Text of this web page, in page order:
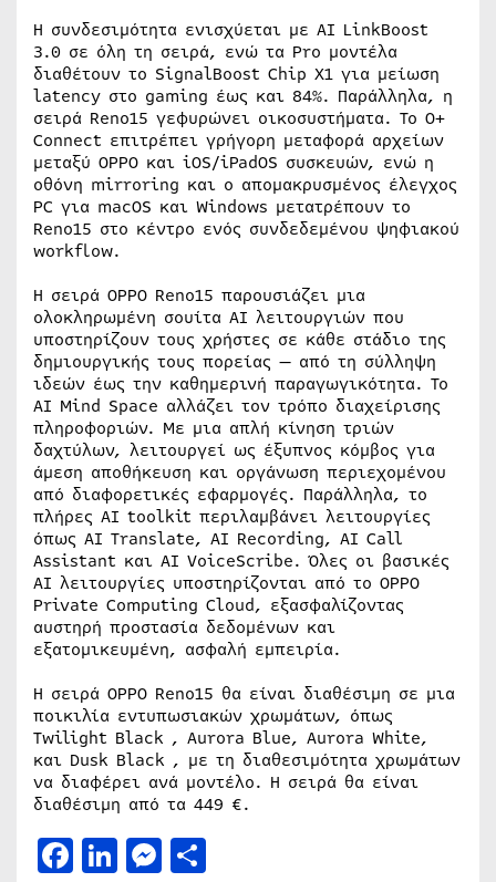
Η συνδεσιμότητα ενισχύεται με AI LinkBoost
3.0 σε όλη τη σειρά, ενώ τα Pro μοντέλα
διαθέτουν το SignalBoost Chip X1 για μείωση
latency στο gaming έως και 84%. Παράλληλα, η
σειρά Reno15 γεφυρώνει οικοσυστήματα. Το O+
Connect επιτρέπει γρήγορη μεταφορά αρχείων
μεταξύ OPPO και iOS/iPadOS συσκευών, ενώ η
οθόνη mirroring και ο απομακρυσμένος έλεγχος
PC για macOS και Windows μετατρέπουν το
Reno15 στο κέντρο ενός συνδεδεμένου ψηφιακού
workflow.
Η σειρά OPPO Reno15 παρουσιάζει μια
ολοκληρωμένη σουίτα AI λειτουργιών που
υποστηρίζουν τους χρήστες σε κάθε στάδιο της
δημιουργικής τους πορείας — από τη σύλληψη
ιδεών έως την καθημερινή παραγωγικότητα. Το
AI Mind Space αλλάζει τον τρόπο διαχείρισης
πληροφοριών. Με μια απλή κίνηση τριών
δαχτύλων, λειτουργεί ως έξυπνος κόμβος για
άμεση αποθήκευση και οργάνωση περιεχομένου
από διαφορετικές εφαρμογές. Παράλληλα, το
πλήρες AI toolkit περιλαμβάνει λειτουργίες
όπως AI Translate, AI Recording, AI Call
Assistant και AI VoiceScribe. Όλες οι βασικές
AI λειτουργίες υποστηρίζονται από το OPPO
Private Computing Cloud, εξασφαλίζοντας
αυστηρή προστασία δεδομένων και
εξατομικευμένη, ασφαλή εμπειρία.
Η σειρά OPPO Reno15 θα είναι διαθέσιμη σε μια
ποικιλία εντυπωσιακών χρωμάτων, όπως
Twilight Black , Aurora Blue, Aurora White,
και Dusk Black , με τη διαθεσιμότητα χρωμάτων
να διαφέρει ανά μοντέλο. Η σειρά θα είναι
διαθέσιμη από τα 449 €.
Facebook
LinkedIn
Messenger